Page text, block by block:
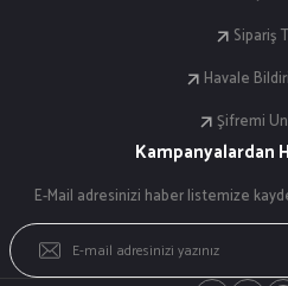
Sipariş
Havale
Şifremi
Kampanyalardan
E-Mail adresinizi haber listemize